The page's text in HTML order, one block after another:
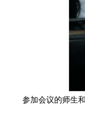
参加会议的师生